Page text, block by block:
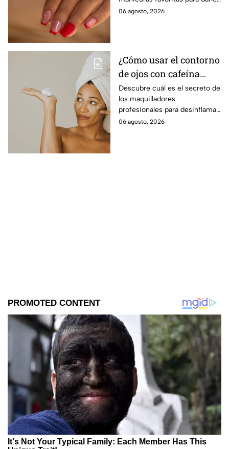
un toque divertido, delicado y
06 agosto, 2026
¿Cómo usar el contorno
de ojos con cafeína
para desinflamar
párpados encapotados?
Descubre cuál es el secreto de
los maquilladores
profesionales para desinflamar
los párpados encapotados con
06 agosto, 2026